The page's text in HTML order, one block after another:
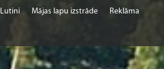
Lutini Mājas lapu izstrāde Reklāma